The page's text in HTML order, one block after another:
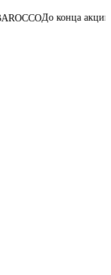
акции05:16:50:08